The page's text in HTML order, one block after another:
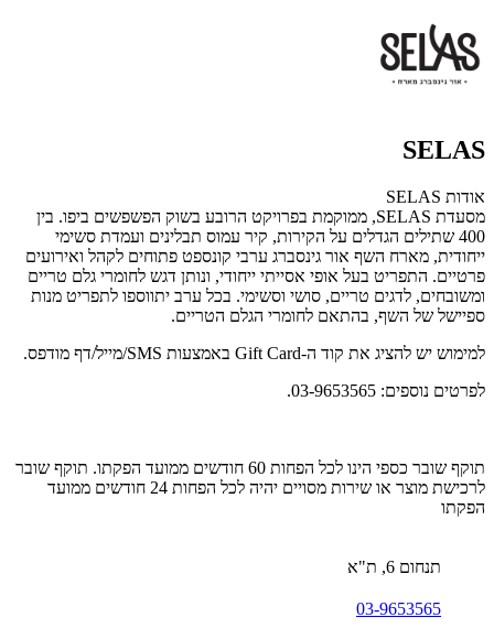
SELAS
אודות SELAS
מסעדת SELAS, ממוקמת בפרויקט הרובע בשוק הפשפשים ביפו. בין
400 שתילים הגדלים על הקירות, קיר עמוס תבלינים ועמדת סשימי
ייחודית, מארח השף אור גינסברג ערבי קונספט פתוחים לקהל ואירועים
פרטיים. התפריט בעל אופי אסייתי ייחודי, ונותן דגש לחומרי גלם טריים
ומשובחים, לדגים טריים, סושי וסשימי. בכל ערב יתווספו לתפריט מנות
ספיישל של השף, בהתאם לחומרי הגלם הטריים.
למימוש יש להציג את קוד ה-Gift Card באמצעות SMS/מייל/דף מודפס.
לפרטים נוספים: 03-9653565.
תוקף שובר כספי הינו לכל הפחות 60 חודשים ממועד הפקתו. תוקף שובר
לרכישת מוצר או שירות מסויים יהיה לכל הפחות 24 חודשים ממועד
הפקתו
תנחום 6, ת"א
03-9653565